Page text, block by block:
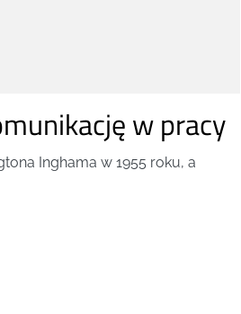
w pracy
Inghama w 1955 roku, a